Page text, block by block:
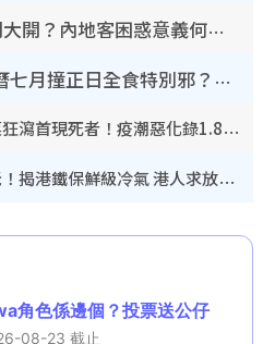
香港山邊鐵閘邊門大開？內地客困惑意義何在！網民神回覆：呢種叫法理性防禦
鬼門開2026｜農曆七月撞正日全食特別邪？專家警告切忌做一事！揭4大禁忌+2招保平安
奪命寄生蟲｜食生菜狂瀉首現死者！疫潮惡化錄1.8萬宗病例 揭洗菜3大謬誤
內地客歎港人唔識老！揭港鐵保鮮級冷氣 港人求放過：咪投訴